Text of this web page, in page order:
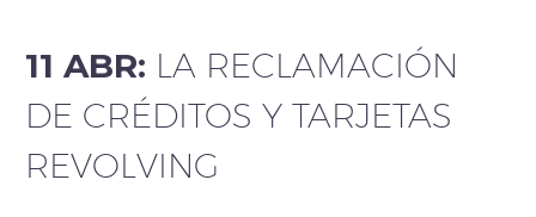
11 ABR: LA RECLAMACIÓN
DE CRÉDITOS Y TARJETAS
REVOLVING